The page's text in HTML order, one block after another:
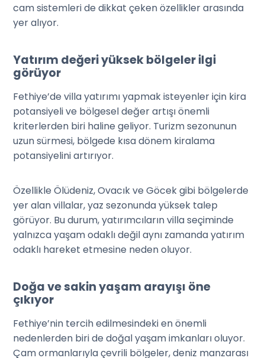
cam sistemleri de dikkat çeken özellikler arasında
yer alıyor.
Yatırım değeri yüksek bölgeler ilgi
görüyor
Fethiye’de villa yatırımı yapmak isteyenler için kira
potansiyeli ve bölgesel değer artışı önemli
kriterlerden biri haline geliyor. Turizm sezonunun
uzun sürmesi, bölgede kısa dönem kiralama
potansiyelini artırıyor.
Özellikle Ölüdeniz, Ovacık ve Göcek gibi bölgelerde
yer alan villalar, yaz sezonunda yüksek talep
görüyor. Bu durum, yatırımcıların villa seçiminde
yalnızca yaşam odaklı değil aynı zamanda yatırım
odaklı hareket etmesine neden oluyor.
Doğa ve sakin yaşam arayışı öne
çıkıyor
Fethiye’nin tercih edilmesindeki en önemli
nedenlerden biri de doğal yaşam imkanları oluyor.
Çam ormanlarıyla çevrili bölgeler, deniz manzarası